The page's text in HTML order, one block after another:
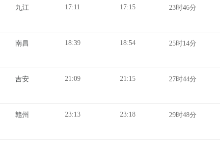
九江 17:11 17:15 23时46分
南昌 18:39 18:54 25时14分
吉安 21:09 21:15 27时44分
赣州 23:13 23:18 29时48分